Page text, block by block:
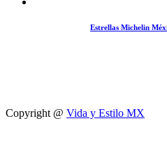
Estrellas Michelin
Copyright @ Vida y Estilo MX